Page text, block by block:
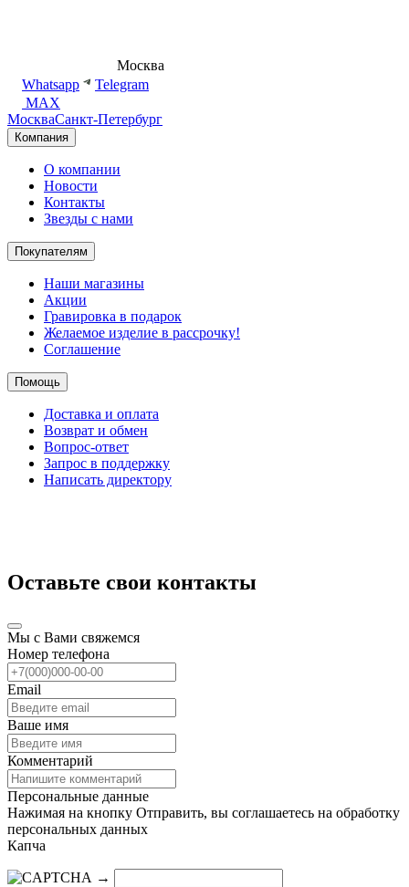
Москва
Whatsapp
Telegram
MAX
МоскваСанкт-Петербург
Компания
О компании
Новости
Контакты
Звезды с нами
Покупателям
Наши магазины
Акции
Гравировка в подарок
Желаемое изделие в рассрочку!
Соглашение
Помощь
Доставка и оплата
Возврат и обмен
Вопрос-ответ
Запрос в поддержку
Написать директору
Оставьте свои контакты
Мы с Вами свяжемся
Номер телефона
Email
Ваше имя
Комментарий
Персональные данные
Нажимая на кнопку Отправить, вы соглашаетесь на обработку
персональных данных
Капча
→